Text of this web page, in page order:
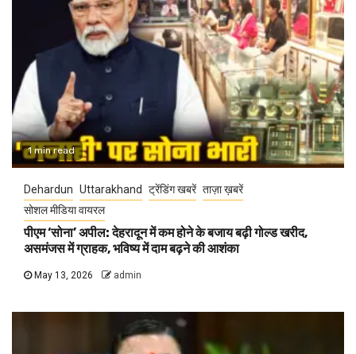
1 min read
Dehardun Uttarakhand ट्रेंडिंग खबरें ताज़ा ख़बरें
सोशल मीडिया वायरल
पीएम ‘सोना’ अपील: देहरादून में कम होने के बजाय बढ़ी गोल्ड खरीद,
असमंजस में ग्राहक, भविष्य में दाम बढ़ने की आशंका
May 13, 2026 admin